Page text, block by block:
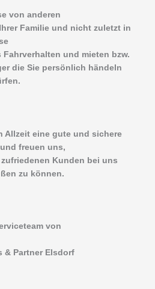
von anderen
Familie und nicht zuletzt in
und mieten bzw.
die Sie persönlich händeln
Allzeit eine gute und sichere
freuen uns,
Kunden bei uns
zu können.
von
& Partner Elsdorf